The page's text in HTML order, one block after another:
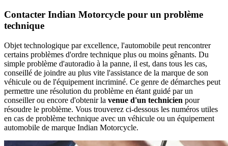
Contacter Indian Motorcycle pour un problème
technique
Objet technologique par excellence, l'automobile peut rencontrer
certains problèmes d'ordre technique plus ou moins gênants. Du
simple problème d'autoradio à la panne, il est, dans tous les cas,
conseillé de joindre au plus vite l'assistance de la marque de son
véhicule ou de l'équipement incriminé. Ce genre de démarches peut
permettre une résolution du problème en étant guidé par un
conseiller ou encore d'obtenir la venue d'un technicien pour
résoudre le problème. Vous trouverez ci-dessous les numéros utiles
en cas de problème technique avec un véhicule ou un équipement
automobile de marque Indian Motorcycle.